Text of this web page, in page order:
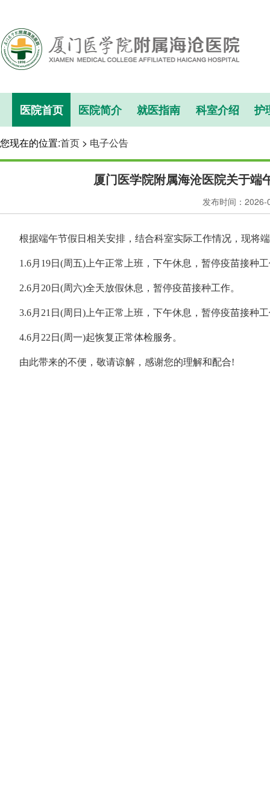
医院首页 医院简介 就医指南 科室介绍 护
您现在的位置:首页 > 电子公告
厦门医学院附属海沧医院关于端
发布时间：
根据端午节假日相关安排，结合科室实际工作情况，现将
1.6月19日(周五)上午正常上班，下午休息，暂停疫苗接种
2.6月20日(周六)全天放假休息，暂停疫苗接种工作。
3.6月21日(周日)上午正常上班，下午休息，暂停疫苗接种
4.6月22日(周一)起恢复正常体检服务。
由此带来的不便，敬请谅解，感谢您的理解和配合!